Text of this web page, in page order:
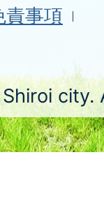
責事項
city.